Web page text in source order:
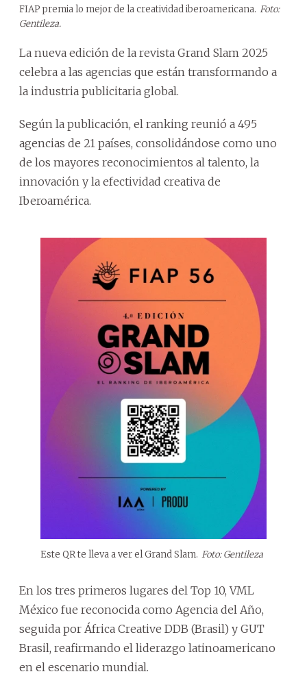
FIAP premia lo mejor de la creatividad iberoamericana. Foto:
Gentileza.
La nueva edición de la revista Grand Slam 2025
celebra a las agencias que están transformando a
la industria publicitaria global.
Según la publicación, el ranking reunió a 495
agencias de 21 países, consolidándose como uno
de los mayores reconocimientos al talento, la
innovación y la efectividad creativa de
Iberoamérica.
Este QR te lleva a ver el Grand Slam. Foto: Gentileza
En los tres primeros lugares del Top 10, VML
México fue reconocida como Agencia del Año,
seguida por África Creative DDB (Brasil) y GUT
Brasil, reafirmando el liderazgo latinoamericano
en el escenario mundial.